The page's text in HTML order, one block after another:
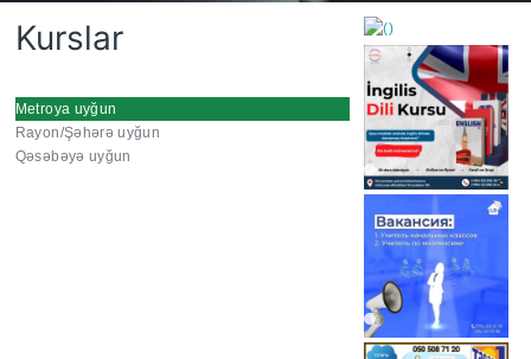
Kurslar
Metroya uyğun
Rayon/Şəhərə uyğun
Qəsəbəyə uyğun
https://wa.me/